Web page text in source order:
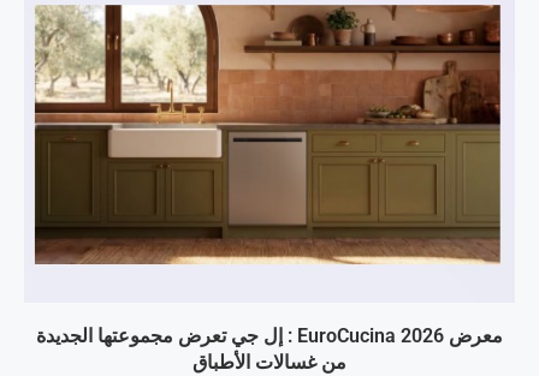
معرض EuroCucina 2026 : إل جي تعرض مجموعتها الجديدة
من غسالات الأطباق